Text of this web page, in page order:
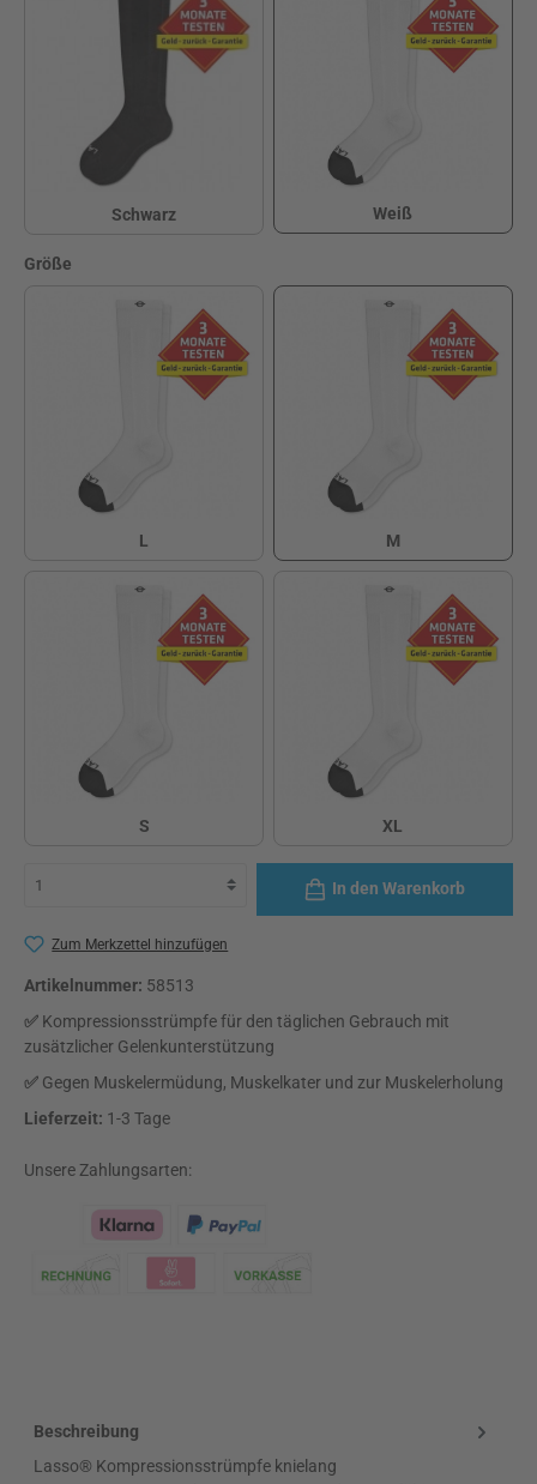
Schwarz
Weiß
Größe
L
M
S
XL
XL
In den Warenkorb
Zum Merkzettel hinzufügen
Artikelnummer: 58513
✅ Kompressionsstrümpfe für den täglichen Gebrauch mit
zusätzlicher Gelenkunterstützung
✅ Gegen Muskelermüdung, Muskelkater und zur Muskelerholung
Lieferzeit: 1-3 Tage
Unsere Zahlungsarten:
Beschreibung
Lasso® Kompressionsstrümpfe knielang